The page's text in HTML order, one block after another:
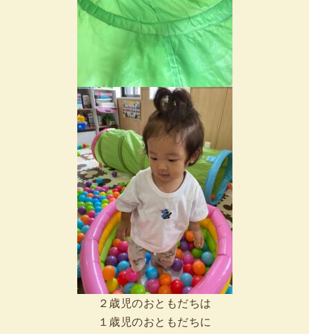
２歳児のおともだちは
１歳児のおともだちに